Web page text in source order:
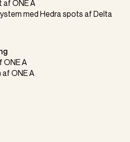
af ONE A
med Hedra spots af Delta
ONE A
af ONE A